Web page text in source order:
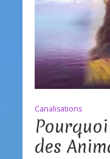
Canalisations
des